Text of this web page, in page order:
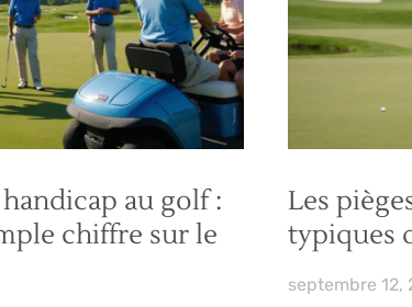
au golf :
chiffre sur le
Les
typiques
septembre 12,